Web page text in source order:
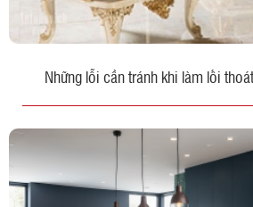
Những lỗi cần tránh khi làm lối